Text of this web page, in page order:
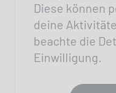
Diese können
deine
beachte die
Einwilligung.